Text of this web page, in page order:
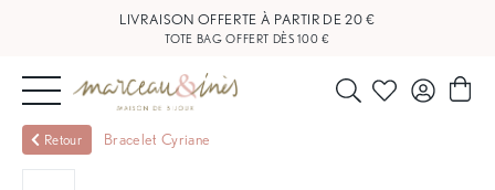
LIVRAISON OFFERTE À PARTIR DE 20 €
TOTE BAG OFFERT DÈS 100 €
NOUVEAUTÉS
Retour Bracelet Cyriane